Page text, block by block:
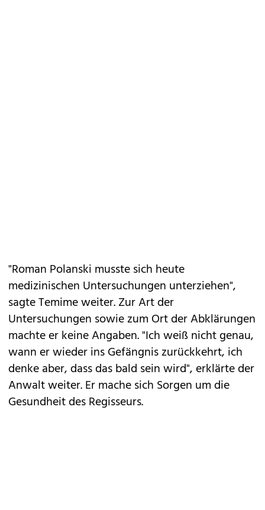
"Roman Polanski musste sich heute
medizinischen Untersuchungen unterziehen",
sagte Temime weiter. Zur Art der
Untersuchungen sowie zum Ort der Abklärungen
machte er keine Angaben. "Ich weiß nicht genau,
wann er wieder ins Gefängnis zurückkehrt, ich
denke aber, dass das bald sein wird", erklärte der
Anwalt weiter. Er mache sich Sorgen um die
Gesundheit des Regisseurs.